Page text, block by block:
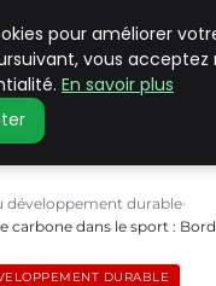
C
développement durable
carbone dans le sport :
DURABLE
pour améliorer
vous acceptez
En savoir plus